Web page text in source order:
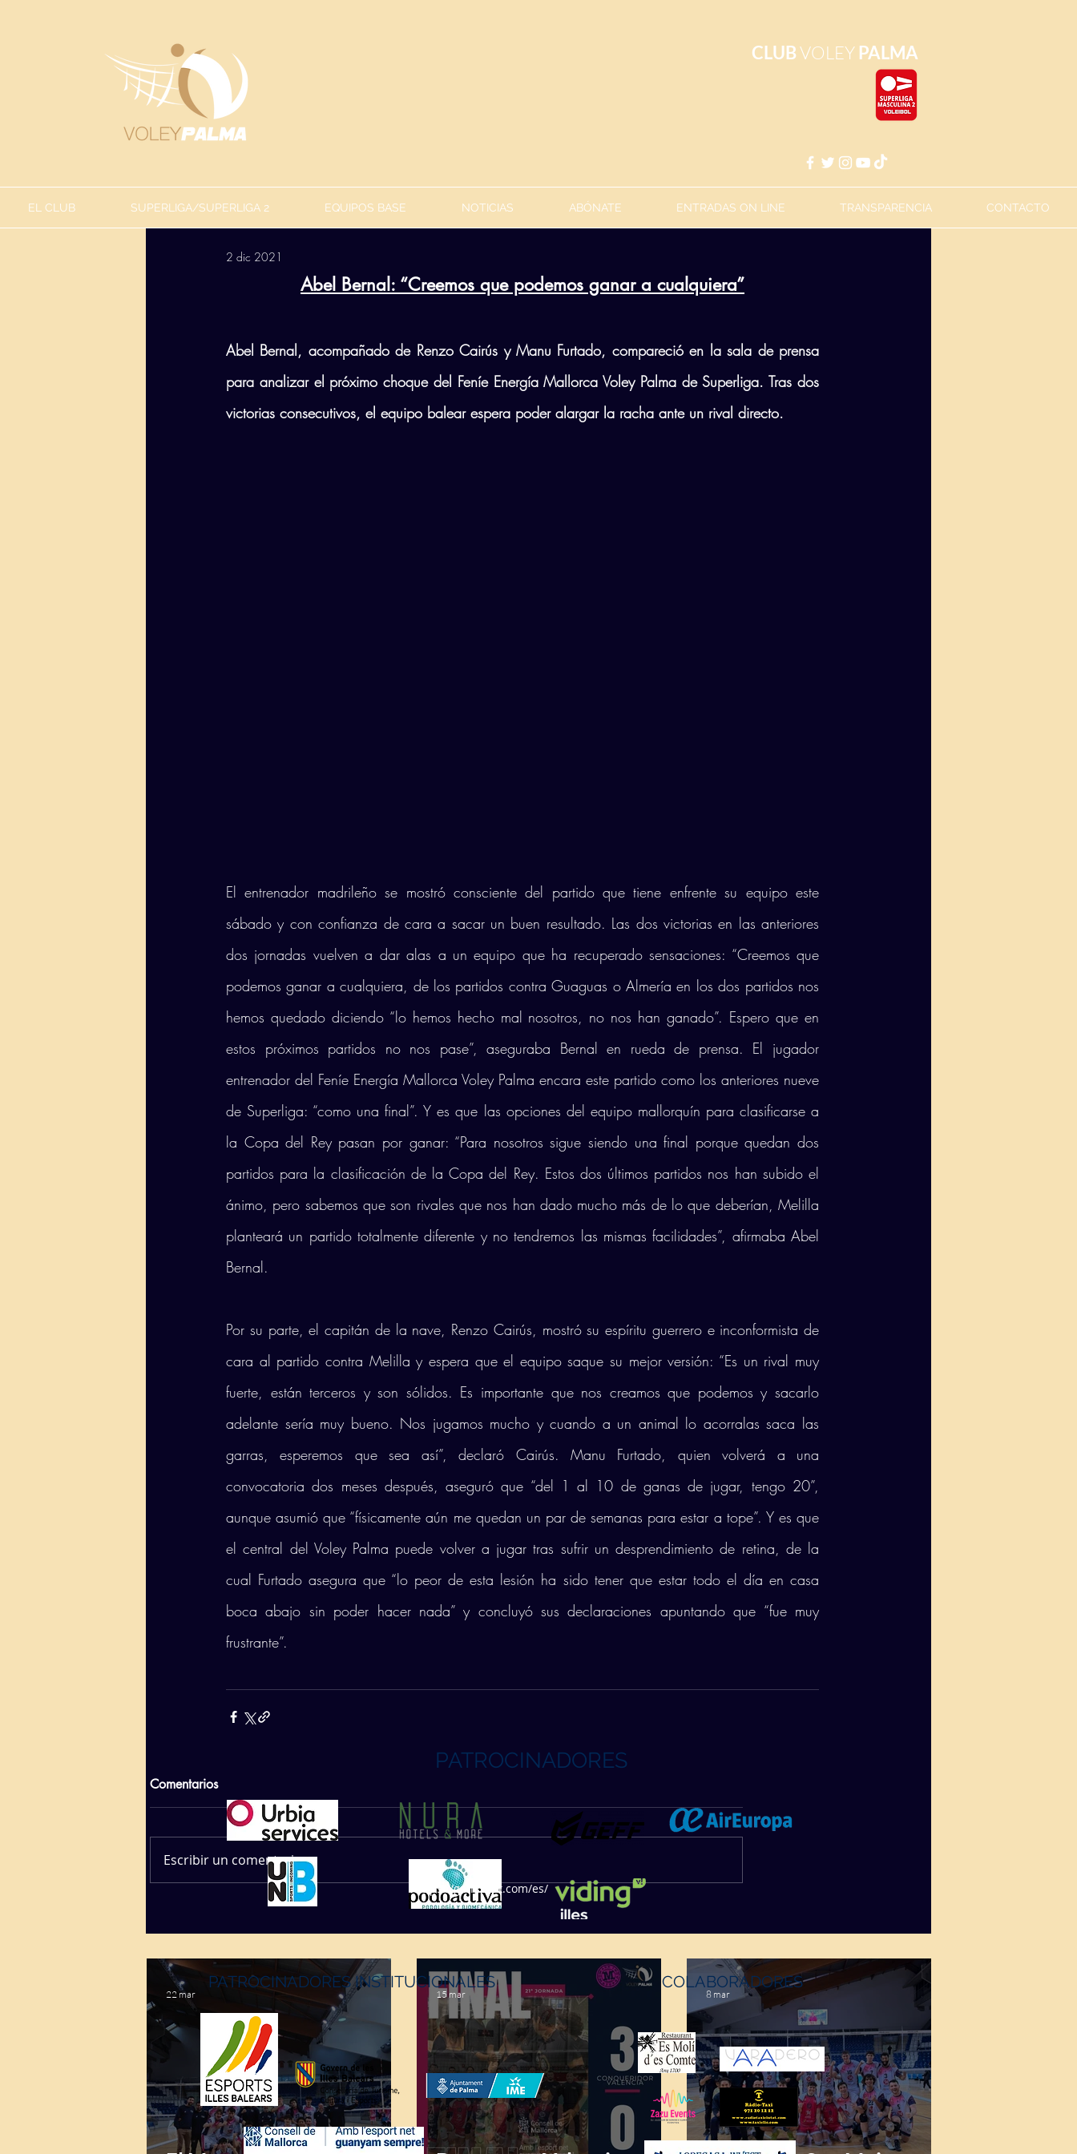
CLUBVOLEY PALMA
EL CLUB SUPERLIGA/SUPERLIGA 2 EQUIPOS BASE NOTICIAS ABÓNATE ENTRADAS ON LINE TRANSPARENCIA CONTACTO
2 dic 2021
Abel Bernal: “Creemos que podemos ganar a cualquiera”
Abel Bernal, acompañado de Renzo Cairús y Manu Furtado, compareció en la sala de prensa
para analizar el próximo choque del Feníe Energía Mallorca Voley Palma de Superliga. Tras dos
victorias consecutivos, el equipo balear espera poder alargar la racha ante un rival directo.
El entrenador madrileño se mostró consciente del partido que tiene enfrente su equipo este
sábado y con confianza de cara a sacar un buen resultado. Las dos victorias en las anteriores
dos jornadas vuelven a dar alas a un equipo que ha recuperado sensaciones: “Creemos que
podemos ganar a cualquiera, de los partidos contra Guaguas o Almería en los dos partidos nos
hemos quedado diciendo “lo hemos hecho mal nosotros, no nos han ganado”. Espero que en
estos próximos partidos no nos pase”, aseguraba Bernal en rueda de prensa. El jugador
entrenador del Feníe Energía Mallorca Voley Palma encara este partido como los anteriores nueve
de Superliga: “como una final”. Y es que las opciones del equipo mallorquín para clasificarse a
la Copa del Rey pasan por ganar: “Para nosotros sigue siendo una final porque quedan dos
partidos para la clasificación de la Copa del Rey. Estos dos últimos partidos nos han subido el
ánimo, pero sabemos que son rivales que nos han dado mucho más de lo que deberían, Melilla
planteará un partido totalmente diferente y no tendremos las mismas facilidades”, afirmaba Abel
Bernal.
Por su parte, el capitán de la nave, Renzo Cairús, mostró su espíritu guerrero e inconformista de
cara al partido contra Melilla y espera que el equipo saque su mejor versión: “Es un rival muy
fuerte, están terceros y son sólidos. Es importante que nos creamos que podemos y sacarlo
adelante sería muy bueno. Nos jugamos mucho y cuando a un animal lo acorralas saca las
garras, esperemos que sea así”, declaró Cairús. Manu Furtado, quien volverá a una
convocatoria dos meses después, aseguró que “del 1 al 10 de ganas de jugar, tengo 20”,
aunque asumió que “físicamente aún me quedan un par de semanas para estar a tope”. Y es que
el central del Voley Palma puede volver a jugar tras sufrir un desprendimiento de retina, de la
cual Furtado asegura que “lo peor de esta lesión ha sido tener que estar todo el día en casa
boca abajo sin poder hacer nada” y concluyó sus declaraciones apuntando que “fue muy
frustrante”.
Comentarios
Escribir un comentario...
22 mar 15 mar 8 mar
PATROCINADORES
PATROCINADORES INSTITUCIONALES COLABORADORES
https://geffsport.com/es/